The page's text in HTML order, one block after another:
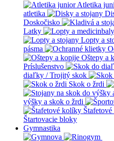
Atletika
atletika
Doskočisko
Latky
Lopty a
pásma
Oštepy a
Príslušenstvo
diaľky / Trojitý skok
Skok o žrdi
výšky a skok o žrdi
Štartovacie bloky
Gymnastika